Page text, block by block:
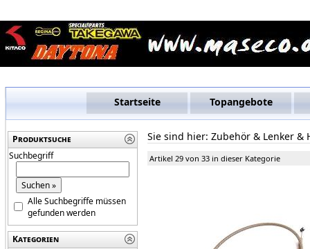
Startseite Topangebote
Produktsuche
Suchbegriff
Alle Suchbegriffe müssen
gefunden werden
Kategorien
Sie sind hier: Zubehör & Lenker &
Artikel 29 von 33 in dieser Kategorie